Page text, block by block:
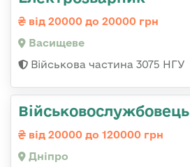
від 20000 до 20000 грн
Васищеве
Військова частина 3075 НГУ
Військовослужбовець
від 20000 до 120000 грн
Дніпро